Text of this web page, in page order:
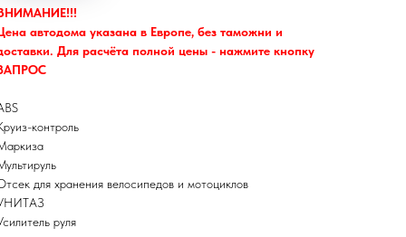
автодома указана в Европе, без таможни и
Для расчёта полной цены - нажмите кнопку
контроль
для хранения велосипедов и мотоциклов
руля